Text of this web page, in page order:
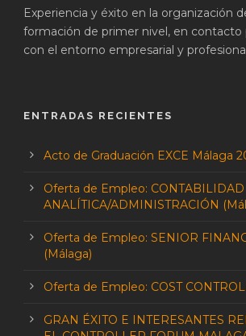
Experiencia y éxito en la organización
formación de primer nivel, en
con el entorno empresarial y
ENTRADAS RECIENTES
Acto de Graduación EXCE Málaga
Oferta de Empleo: CONTABILIDAD
ANALÍTICA/ADMINISTRACIÓN
Oferta de Empleo: SENIOR
(Málaga)
Oferta de Empleo: COST
GRAN ÉXITO E INTERESANTES